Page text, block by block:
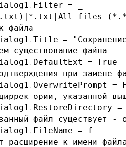
= _
files
файла
=
существование файла
= True
при замене
=
указанной
=
файл существует -
= f
расширение к имени